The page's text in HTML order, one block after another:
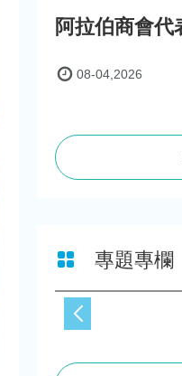
08-04,2026
專題專欄